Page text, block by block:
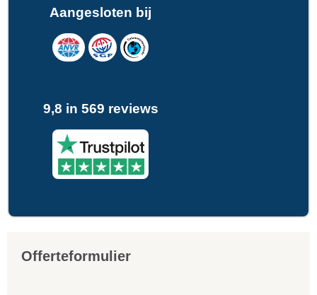
Aangesloten bij
9,8 in 569 reviews
Offerteformulier